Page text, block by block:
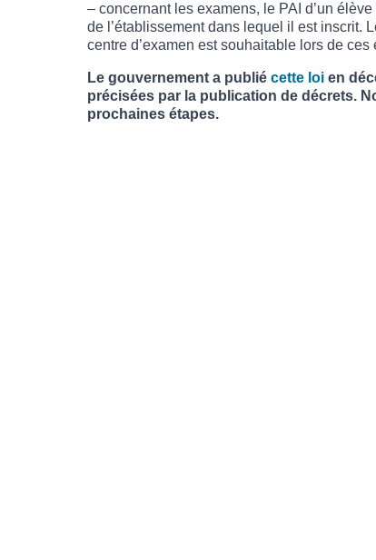
– concernant les examens, le PAI d’un
de l’établissement dans lequel il est inscrit.
centre d’examen est souhaitable lors de ces
Le gouvernement a publié cette loi en
précisées par la publication de décrets.
prochaines étapes.